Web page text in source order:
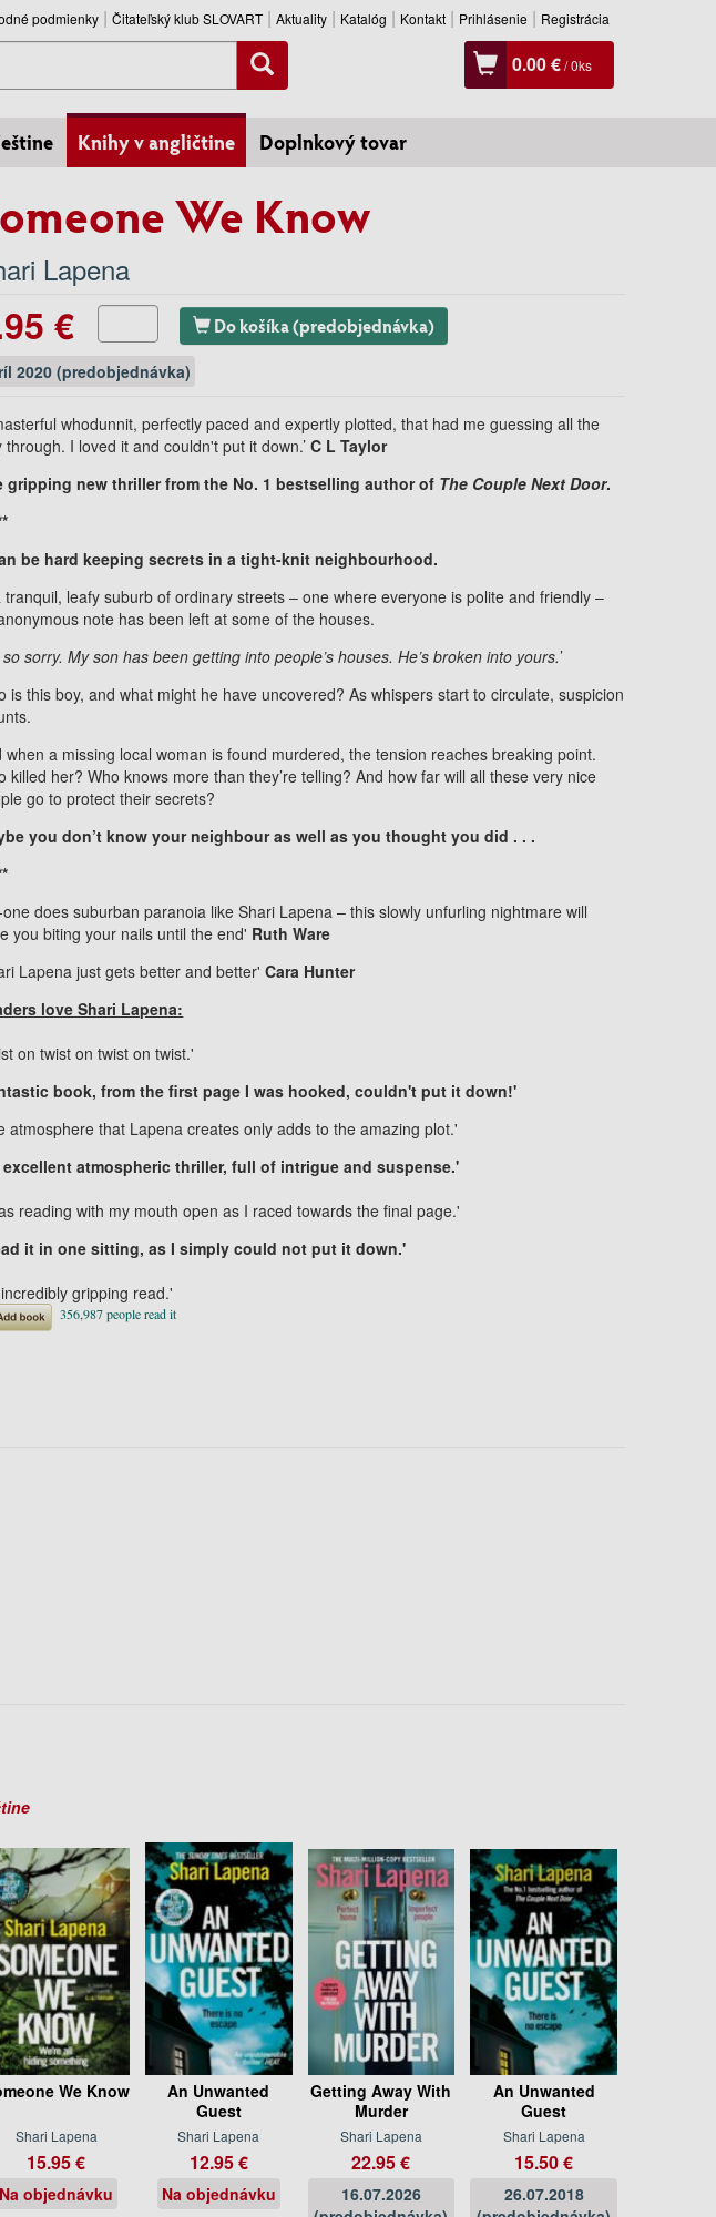
podmienky Čitateľský klub SLOVART Aktuality Katalóg Kontakt Prihlásenie Registrácia
0.00 €/0ks
Knihy v angličtine Doplnkový tovar
We Know
Lapena
€ Do košíka (predobjednávka)
2020 (predobjednávka)
whodunnit, perfectly paced and expertly plotted, that had me guessing all the
through. I loved it and couldn't put it down.’C L Taylor
gripping new thriller from the No. 1 bestselling author of The Couple Next Door.
be hard keeping secrets in a tight-knit neighbourhood.
tranquil, leafy suburb of ordinary streets – one where everyone is polite and friendly –
note has been left at some of the houses.
so sorry. My son has been getting into people’s houses. He’s broken into yours.’
is this boy, and what might he have uncovered? As whispers start to circulate, suspicion
when a missing local woman is found murdered, the tension reaches breaking point.
killed her? Who knows more than they’re telling? And how far will all these very nice
go to protect their secrets?
you don’t know your neighbour as well as you thought you did . . .
does suburban paranoia like Shari Lapena – this slowly unfurling nightmare will
you biting your nails until the end' Ruth Ware
Lapena just gets better and better'Cara Hunter
love Shari Lapena:
on twist on twist on twist.'
book, from the first page I was hooked, couldn't put it down!'
atmosphere that Lapena creates only adds to the amazing plot.'
excellent atmospheric thriller, full of intrigue and suspense.'
reading with my mouth open as I raced towards the final page.'
it in one sitting, as I simply could not put it down.'
gripping read.'
We Know
Shari Lapena
15.95 €
Na objednávku
An Unwanted
Guest
Shari Lapena
12.95 €
Na objednávku
Getting Away With
Murder
Shari Lapena
22.95 €
16.07.2026
An Unwanted
Guest
Shari Lapena
15.50 €
26.07.2018